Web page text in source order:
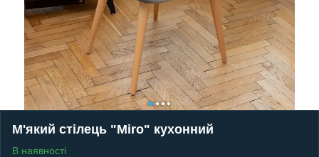
М'який стілець "Miro" кухонний
В наявності